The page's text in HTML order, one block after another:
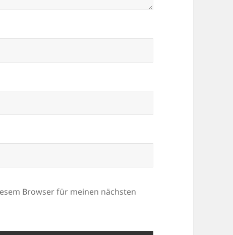
Browser für meinen nächsten